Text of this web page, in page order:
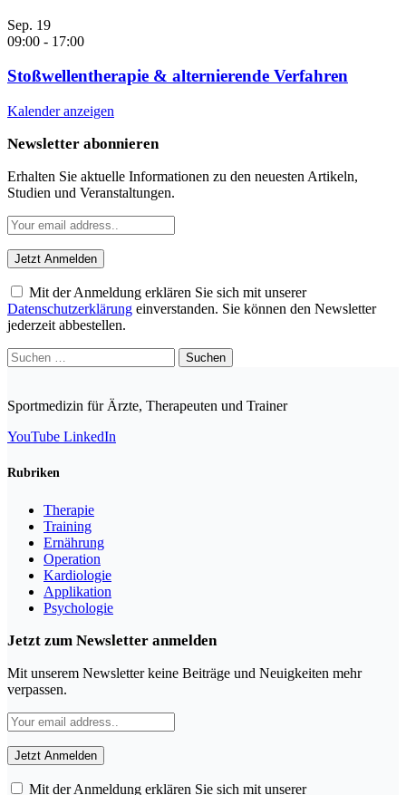
Sep. 19
09:00 - 17:00
Stoßwellentherapie & alternierende Verfahren
Kalender anzeigen
Newsletter abonnieren
Erhalten Sie aktuelle Informationen zu den neuesten Artikeln,
Studien und Veranstaltungen.
Mit der Anmeldung erklären Sie sich mit unserer
Datenschutzerklärung einverstanden. Sie können den Newsletter
jederzeit abbestellen.
Suchen
nach:
Sportmedizin für Ärzte, Therapeuten und Trainer
YouTube LinkedIn
Rubriken
Therapie
Training
Ernährung
Operation
Kardiologie
Applikation
Psychologie
Jetzt zum Newsletter anmelden
Mit unserem Newsletter keine Beiträge und Neuigkeiten mehr
verpassen.
Mit der Anmeldung erklären Sie sich mit unserer